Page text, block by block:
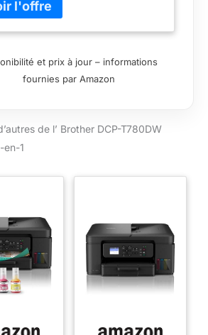
d'encre d'une capacité
000 pages (2 x 7 500) en noir
5 000 pages en couleur
et prix à jour – informations
fournies par Amazon
de l’ Brother DCP-T780DW
1